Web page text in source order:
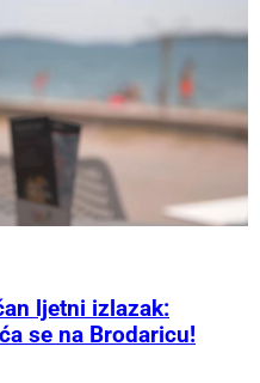
ljetni izlazak:
se na Brodaricu!